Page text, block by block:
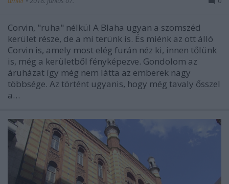
Corvin, "ruha" nélkül A Blaha ugyan a szomszéd
kerület része, de a mi terünk is. És miénk az ott álló
Corvin is, amely most elég furán néz ki, innen tőlünk
is, még a kerületből fényképezve. Gondolom az
áruházat így még nem látta az emberek nagy
többsége. Az történt ugyanis, hogy még tavaly ősszel
a…